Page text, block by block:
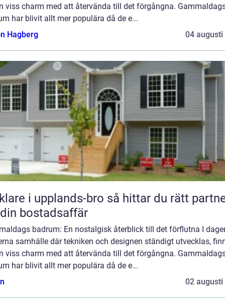
viss charm med att återvända till det förgångna.
har blivit allt mer populära då de e...
Hagberg
04 augusti
i upplands-bro så hittar du rätt partner
bostadsaffär
badrum: En nostalgisk återblick till det förflutna I
samhälle där tekniken och designen ständigt utvecklas,
viss charm med att återvända till det förgångna.
har blivit allt mer populära då de e...
02 augusti